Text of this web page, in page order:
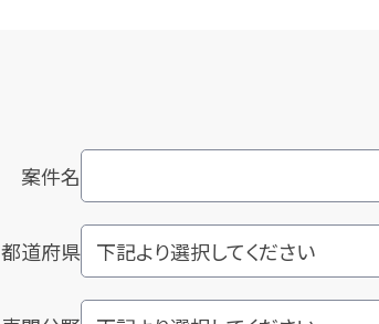
案件名
都道府県